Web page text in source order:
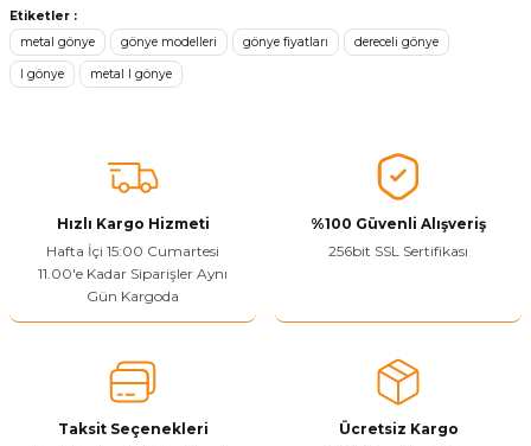
konularda yetersiz gördüğünüz noktaları öneri formunu kullanarak
tarafımıza iletebilirsiniz.
Görüş ve önerileriniz için teşekkür ederiz.
Sitenize Pek Güvenemedim
Ürün fiyatı diğer sitelerden daha pahalı.
Bu ürüne benzer farklı alternatifler olmalı.
Etiketler :
metal gönye
gönye modelleri gönye fiyatları dereceli gönye
l gönye metal l gönye
Hızlı Kargo Hizmeti
Hafta İçi 15:00 Cumartesi
11.00'e Kadar Siparişler Aynı
Gün Kargoda
%100 Güvenli Alışveriş
256bit SSL Sertifikası
Taksit Seçenekleri
Ücretsiz Kargo